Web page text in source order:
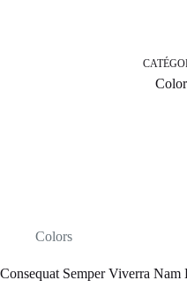
Colors
Consequat Semper Viverra Nam